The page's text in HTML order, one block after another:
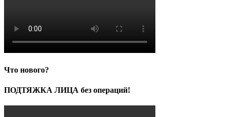
Что нового?
ПОДТЯЖКА ЛИЦА без операций!